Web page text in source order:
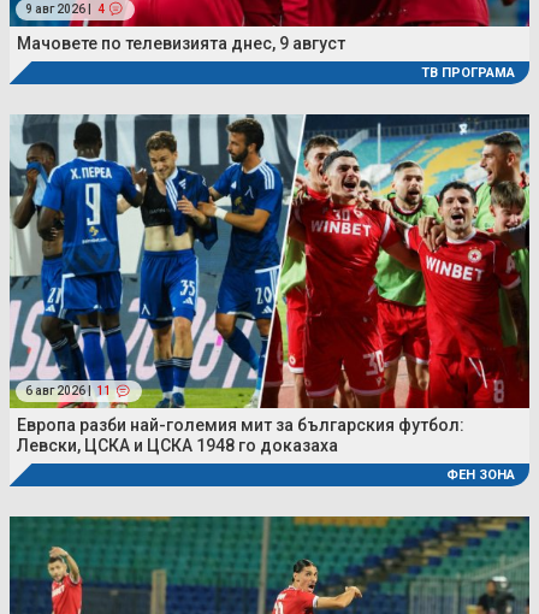
9 авг 2026 | 4
Мачовете по телевизията днес, 9 август
ТВ ПРОГРАМА
6 авг 2026 | 11
Европа разби най-големия мит за българския футбол:
Левски, ЦСКА и ЦСКА 1948 го доказаха
ФЕН ЗОНА